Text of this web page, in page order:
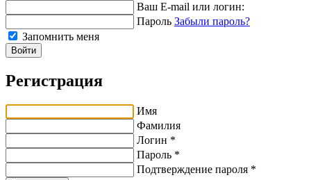
Ваш E-mail или логин:
Пароль Забыли пароль?
Запомнить меня
Войти
Регистрация
Имя
Фамилия
Логин *
Пароль *
Подтверждение пароля *